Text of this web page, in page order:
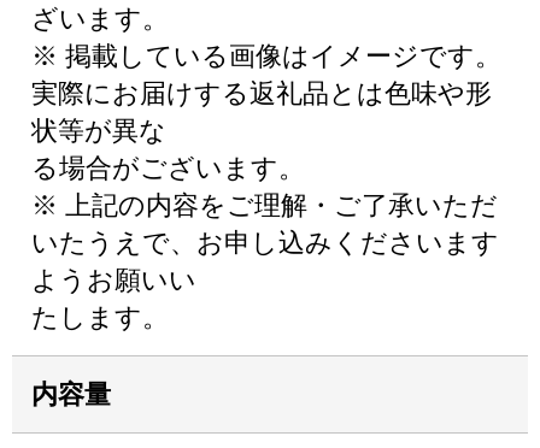
ざいます。
※ 掲載している画像はイメージです。
実際にお届けする返礼品とは色味や形
状等が異な
る場合がございます。
※ 上記の内容をご理解・ご了承いただ
いたうえで、お申し込みくださいます
ようお願いい
たします。
内容量